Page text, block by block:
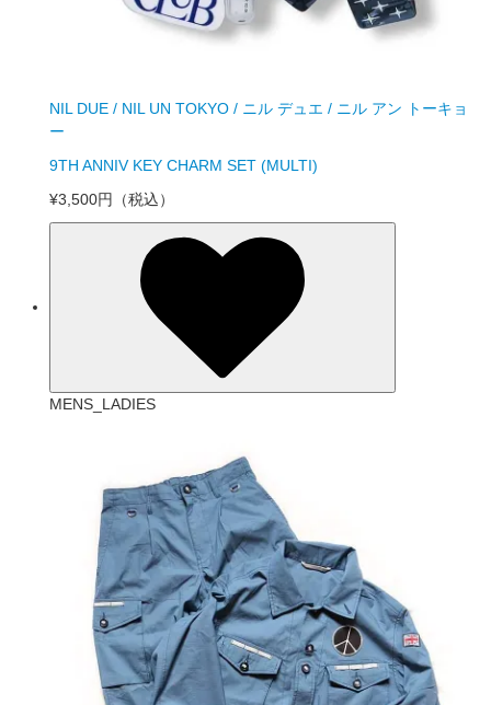
NIL DUE / NIL UN TOKYO / ニル デュエ / ニル アン トーキョ
ー
9TH ANNIV KEY CHARM SET (MULTI)
¥3,500円
（税込）
MENS_LADIES